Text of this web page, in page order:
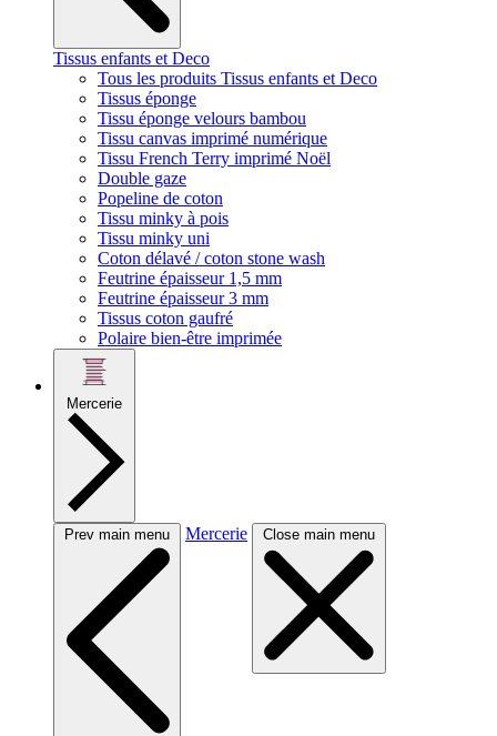
Tissus enfants et Deco
Tous les produits Tissus enfants et Deco
Tissus éponge
Tissu éponge velours bambou
Tissu canvas imprimé numérique
Tissu French Terry imprimé Noël
Double gaze
Popeline de coton
Tissu minky à pois
Tissu minky uni
Coton délavé / coton stone wash
Feutrine épaisseur 1,5 mm
Feutrine épaisseur 3 mm
Tissus coton gaufré
Polaire bien-être imprimée
Mercerie
Prev main menu Mercerie Close main menu